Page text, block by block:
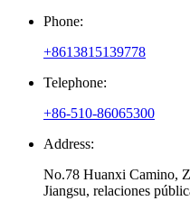
Phone:
+8613815139778
Telephone:
+86-510-86065300
Address:
No.78 Huanxi Camino,
Jiangsu, relaciones